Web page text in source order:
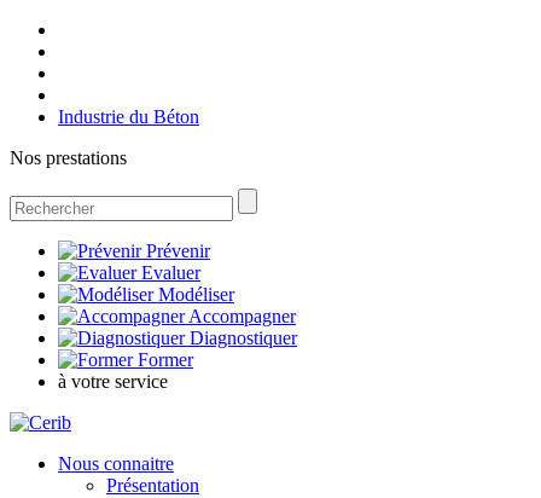
Industrie du Béton
Nos prestations
Prévenir
Evaluer
Modéliser
Accompagner
Diagnostiquer
Former
à votre service
Nous connaitre
Présentation